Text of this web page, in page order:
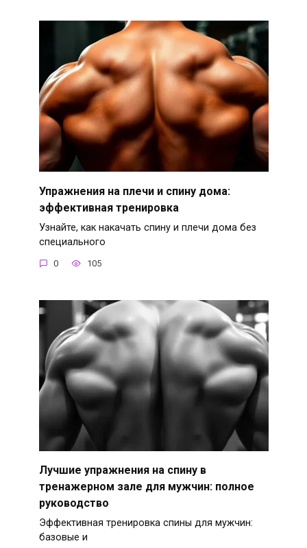
Упражнения на плечи и спину дома:
эффективная тренировка
Узнайте, как накачать спину и плечи дома без
специального
0 105
Лучшие упражнения на спину в
тренажерном зале для мужчин: полное
руководство
Эффективная тренировка спины для мужчин:
базовые и